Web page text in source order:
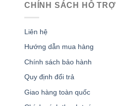
CHÍNH SÁCH HỖ TRỢ
Liên hệ
Hướng dẫn mua hàng
Chính sách bảo hành
Quy định đổi trả
Giao hàng toàn quốc